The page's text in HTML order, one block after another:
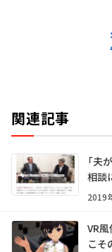
関連記事
「夫
相談
2019
VR
こそ